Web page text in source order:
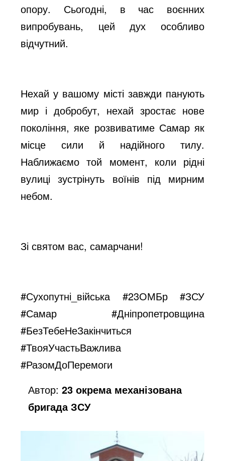
опору. Сьогодні, в час воєнних
випробувань, цей дух особливо
відчутний.
Нехай у вашому місті завжди панують
мир і добробут, нехай зростає нове
покоління, яке розвиватиме Самар як
місце сили й надійного тилу.
Наближаємо той момент, коли рідні
вулиці зустрінуть воїнів під мирним
небом.
Зі святом вас, самарчани!
#Сухопутні_війська #23ОМБр
#ЗСУ
#Самар
#Дніпропетровщина
#БезТебеНеЗакінчиться
#ТвояУчастьВажлива
#РазомДоПеремоги
Автор:23 окрема механізована
бригада ЗСУ